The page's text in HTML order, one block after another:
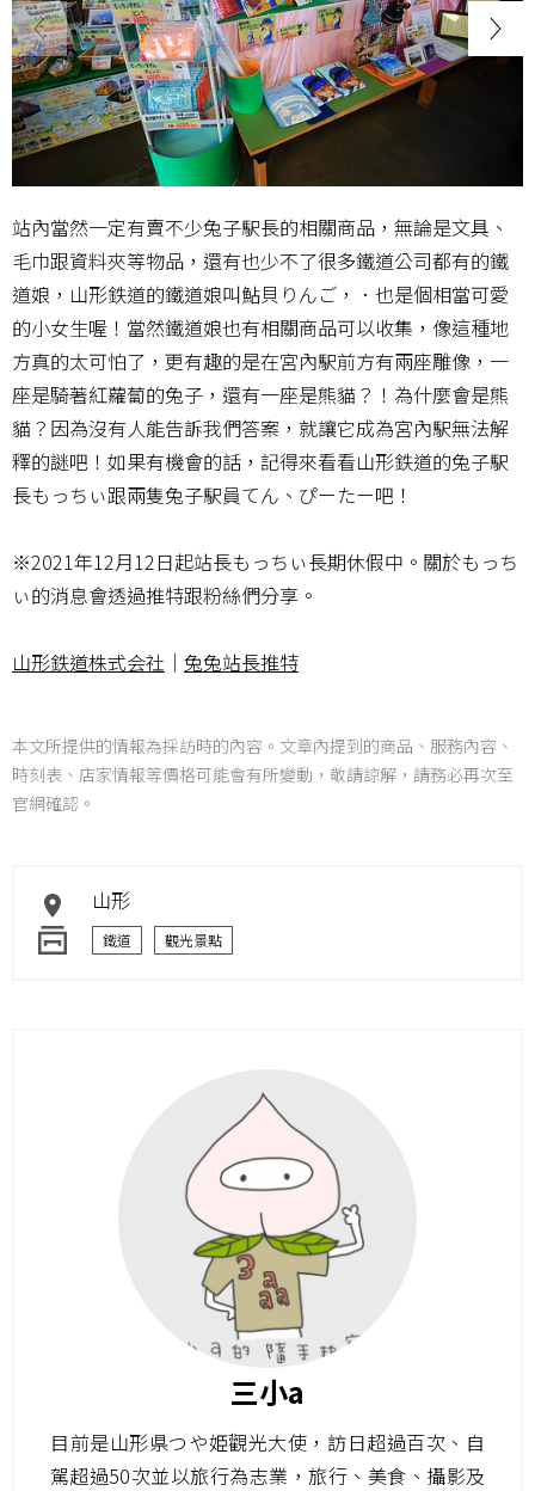
站內當然一定有賣不少兔子駅長的相關商品，無論是文具、
毛巾跟資料夾等物品，還有也少不了很多鐵道公司都有的鐵
道娘，山形鉄道的鐵道娘叫鮎貝りんご，．也是個相當可愛
的小女生喔！當然鐵道娘也有相關商品可以收集，像這種地
方真的太可怕了，更有趣的是在宮內駅前方有兩座雕像，一
座是騎著紅蘿蔔的兔子，還有一座是熊貓？！為什麼會是熊
貓？因為沒有人能告訴我們答案，就讓它成為宮內駅無法解
釋的謎吧！如果有機會的話，記得來看看山形鉄道的兔子駅
長もっちぃ跟兩隻兔子駅員てん、ぴーたー吧！
※2021年12月12日起站長もっちぃ長期休假中。關於もっち
ぃ的消息會透過推特跟粉絲們分享。
山形鉄道株式会社 ｜ 兔兔站長推特
本文所提供的情報為採訪時的內容。文章內提到的商品、服務內容、
時刻表、店家情報等價格可能會有所變動，敬請諒解，請務必再次至
官網確認。
山形
鐵道 觀光景點
三小a
目前是山形県つや姫觀光大使，訪日超過百次、自
駕超過50次並以旅行為志業，旅行、美食、攝影及